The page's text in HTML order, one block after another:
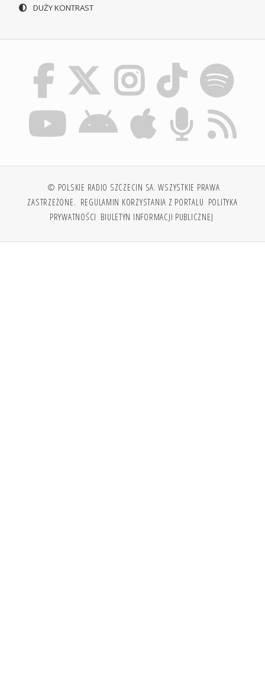
DUŻY KONTRAST
© POLSKIE RADIO SZCZECIN SA. WSZYSTKIE PRAWA
ZASTRZEŻONE. REGULAMIN KORZYSTANIA Z PORTALU POLITYKA
PRYWATNOŚCI BIULETYN INFORMACJI PUBLICZNEJ